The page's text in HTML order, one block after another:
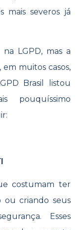
mais severos já
LGPD, mas a
muitos casos,
Brasil listou
pouquíssimo
costumam ter
ou criando seus
Esses